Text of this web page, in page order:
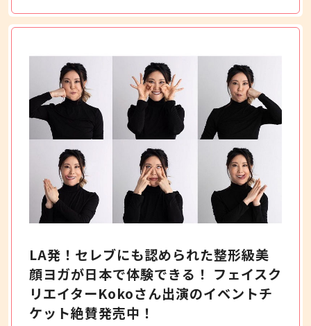
LA発！セレブにも認められた整形級美
顔ヨガが日本で体験できる！ フェイスク
リエイターKokoさん出演のイベントチ
ケット絶賛発売中！